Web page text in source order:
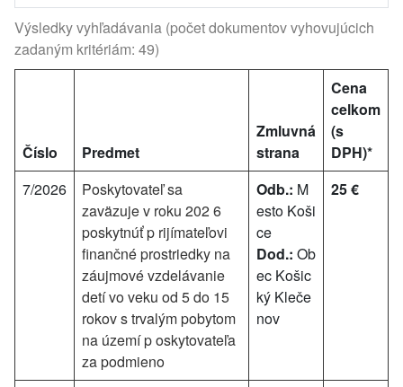
Výsledky vyhľadávania (počet dokumentov vyhovujúcich
zadaným kritériám: 49)
Číslo Predmet
Zmluvná
strana
Cena
celkom
(s
DPH)*
7/2026
Poskytovateľ sa
zaväzuje v roku 202 6
poskytnúť p rijímateľovi
finančné prostriedky na
záujmové vzdelávanie
detí vo veku od 5 do 15
rokov s trvalým pobytom
na území p oskytovateľa
za podmieno
Odb.: M
esto Koši
ce
Dod.: Ob
ec Košic
ký Kleče
nov
25 €